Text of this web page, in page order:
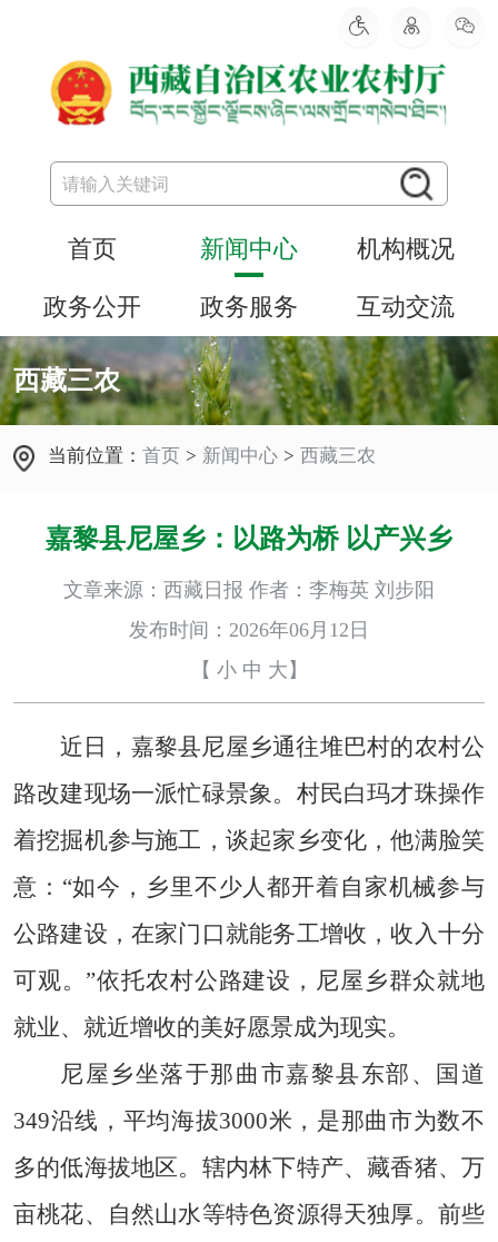
首页 新闻中心 机构概况
政务公开 政务服务 互动交流
西藏三农
当前位置：首页 > 新闻中心 > 西藏三农
嘉黎县尼屋乡：以路为桥 以产兴乡
文章来源：西藏日报 作者：李梅英 刘步阳
发布时间：2026年06月12日
【 小 中 大 】
近日，嘉黎县尼屋乡通往堆巴村的农村公
路改建现场一派忙碌景象。村民白玛才珠操作
着挖掘机参与施工，谈起家乡变化，他满脸笑
意：“如今，乡里不少人都开着自家机械参与
公路建设，在家门口就能务工增收，收入十分
可观。”依托农村公路建设，尼屋乡群众就地
就业、就近增收的美好愿景成为现实。
尼屋乡坐落于那曲市嘉黎县东部、国道
349沿线，平均海拔3000米，是那曲市为数不
多的低海拔地区。辖内林下特产、藏香猪、万
亩桃花、自然山水等特色资源得天独厚。前些